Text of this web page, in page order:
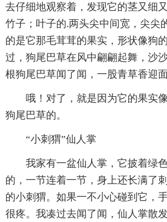
去仔细地观察着，发现它的茎又细
竹子；叶子的.两头尖中间宽，尖尖
的是它那毛茸茸的果实，形状像狗
过，狗尾巴草在风中翩翩起舞，沙
根狗尾巴草闻了闻，一股青草香迎面
哦！对了，就是因为它的果实
狗尾巴草的。
“小刺猬”仙人掌
我家有一盆仙人掌，它披着绿
的，一节连着一节，身上还长满了
的小刺猬。如果一不小心碰到它，
很疼。我凑过去闻了闻，仙人掌散